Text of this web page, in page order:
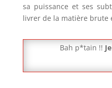
sa puissance et ses
livrer de la matière brute
Bah p*tain !!